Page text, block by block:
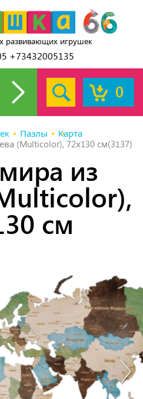
развивающих игрушек
+73432005135
0
Пазлы
Карта
(Multicolor), 72х130 см(3137)
из
см